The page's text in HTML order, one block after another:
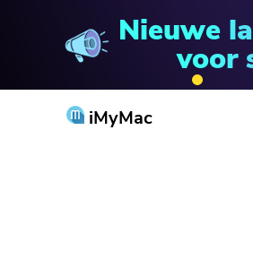
Nieuwe
voor
iMyMac
File Shredder